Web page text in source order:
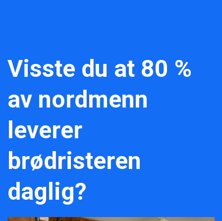
Visste du at 80 %
av nordmenn
leverer
brødristeren
daglig?